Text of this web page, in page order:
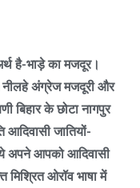
है-भाड़े का मजदूर।
नीलहे अंग्रेज मजदूरी और
बिहार के छोटा नागपुर
जातियों-
अपने आपको आदिवासी
मिश्रित ओरॉव भाषा में